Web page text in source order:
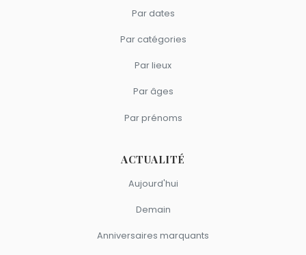
Par dates
Par catégories
Par lieux
Par âges
Par prénoms
ACTUALITÉ
Aujourd'hui
Demain
Anniversaires marquants